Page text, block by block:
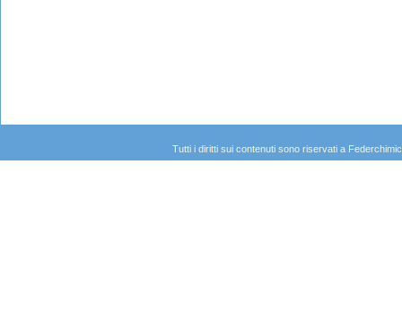
Tutti i diritti sui contenuti sono riservati a